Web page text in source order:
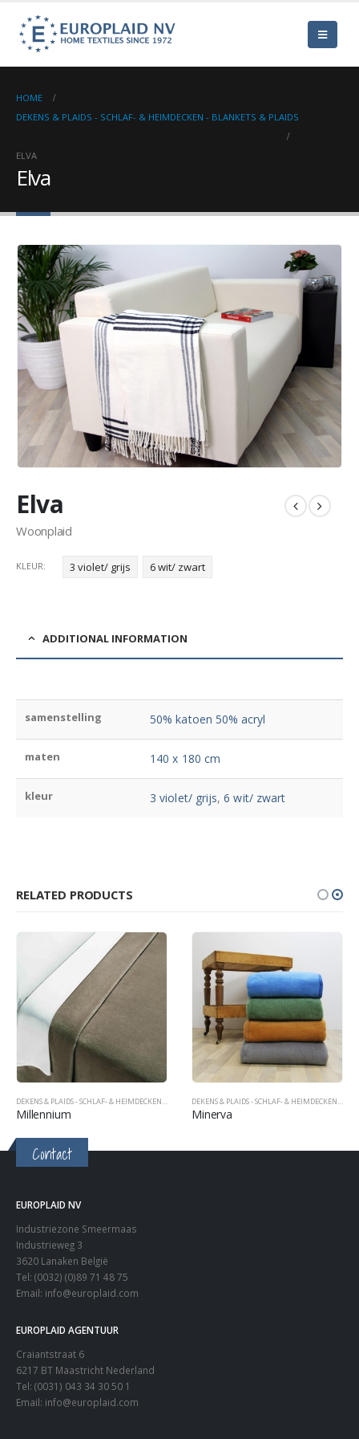
HOME
DEKENS & PLAIDS - SCHLAF- & HEIMDECKEN - BLANKETS & PLAIDS
ELVA
Elva
Elva
Woonplaid
KLEUR 3 violet/ grijs 6 wit/ zwart
ADDITIONAL INFORMATION
samenstelling 50% katoen 50% acryl
maten 140 x 180 cm
kleur 3 violet/ grijs,6 wit/ zwart
RELATED PRODUCTS
DEKENS & PLAIDS - SCHLAF- & HEIMDECKEN - BLANKETS & PLAIDS
Millennium
DEKENS & PLAIDS - SCHLAF- & HEIMDECKEN - BLANKETS & PLAIDS
Minerva
Contact
EUROPLAID NV
Industriezone Smeermaas
Industrieweg 3
3620 Lanaken België
Tel: (0032) (0)89 71 48 75
Email: info@europlaid.com
EUROPLAID AGENTUUR
Craiantstraat 6
6217 BT Maastricht Nederland
Tel: (0031) 043 34 30 50 1
Email: info@europlaid.com